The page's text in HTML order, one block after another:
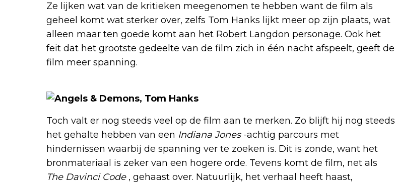
Ze lijken wat van de kritieken meegenomen te hebben want de film als
geheel komt wat sterker over, zelfs Tom Hanks lijkt meer op zijn plaats, wat
alleen maar ten goede komt aan het Robert Langdon personage. Ook het
feit dat het grootste gedeelte van de film zich in één nacht afspeelt, geeft de
film meer spanning.
Toch valt er nog steeds veel op de film aan te merken. Zo blijft hij nog steeds
het gehalte hebben van een Indiana Jones-achtig parcours met
hindernissen waarbij de spanning ver te zoeken is. Dit is zonde, want het
bronmateriaal is zeker van een hogere orde. Tevens komt de film, net als
The Davinci Code, gehaast over. Natuurlijk, het verhaal heeft haast,